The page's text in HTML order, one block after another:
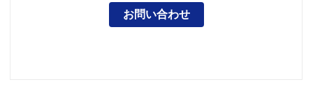
お問い合わせ